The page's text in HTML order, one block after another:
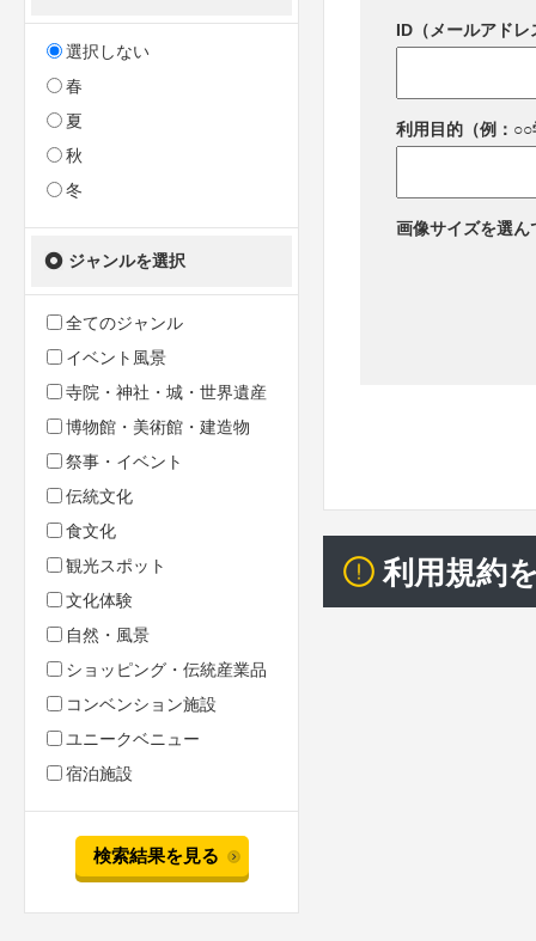
選択しない
春
夏
秋
冬
ジャンルを選択
全てのジャンル
イベント風景
寺院・神社・城・世界遺産
博物館・美術館・建造物
祭事・イベント
伝統文化
食文化
観光スポット
文化体験
自然・風景
ショッピング・伝統産業品
コンベンション施設
ユニークベニュー
宿泊施設
検索結果を見る
ID（メールアドレ
利用目的（例：
画像サイズを選ん
利用規約